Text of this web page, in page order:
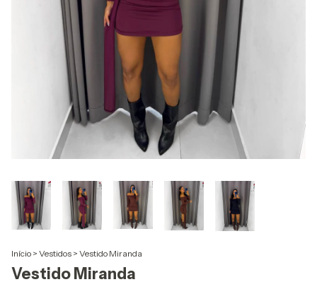
Início > Vestidos > Vestido Miranda
Vestido Miranda